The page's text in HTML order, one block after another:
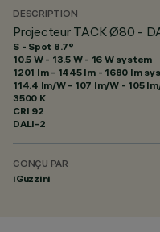
DESCRIPTION
Projecteur TACK Ø80 -
S - Spot 8.7°
10.5 W - 13.5 W - 16 W system
1201 lm - 1445 lm - 1680 lm
114.4 lm/W - 107 lm/W - 105
3500 K
CRI 92
DALI-2
CONÇU PAR
iGuzzini